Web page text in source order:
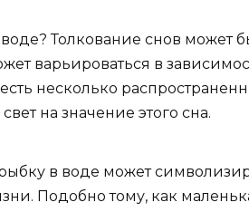
Толкование снов может
варьироваться в
несколько
на значение этого сна.
в воде может
Подобно тому, как